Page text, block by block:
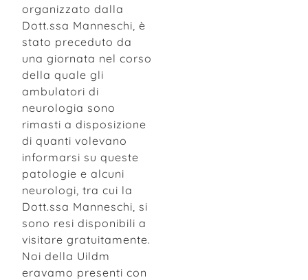
organizzato dalla
Dott.ssa Manneschi, è
stato preceduto da
una giornata nel corso
della quale gli
ambulatori di
neurologia sono
rimasti a disposizione
di quanti volevano
informarsi su queste
patologie e alcuni
neurologi, tra cui la
Dott.ssa Manneschi, si
sono resi disponibili a
visitare gratuitamente.
Noi della Uildm
eravamo presenti con